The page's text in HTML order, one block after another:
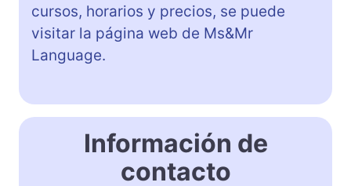
cursos, horarios y precios, se puede
visitar la página web de Ms&Mr
Language.
Información de
contacto